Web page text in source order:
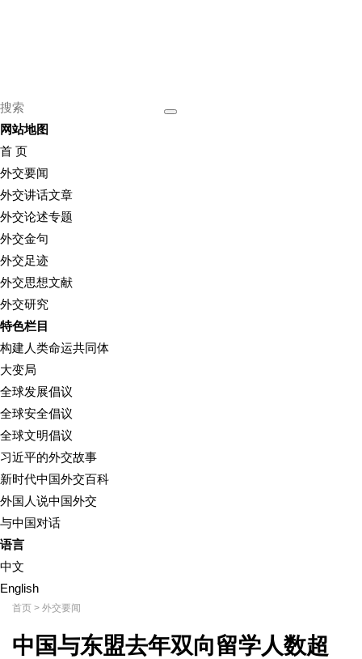
网站地图
首 页
外交要闻
外交讲话文章
外交论述专题
外交金句
外交足迹
外交思想文献
外交研究
特色栏目
构建人类命运共同体
大变局
全球发展倡议
全球安全倡议
全球文明倡议
习近平的外交故事
新时代中国外交百科
外国人说中国外交
与中国对话
语言
中文
English
首页 > 外交要闻
中国与东盟去年双向留学人数超